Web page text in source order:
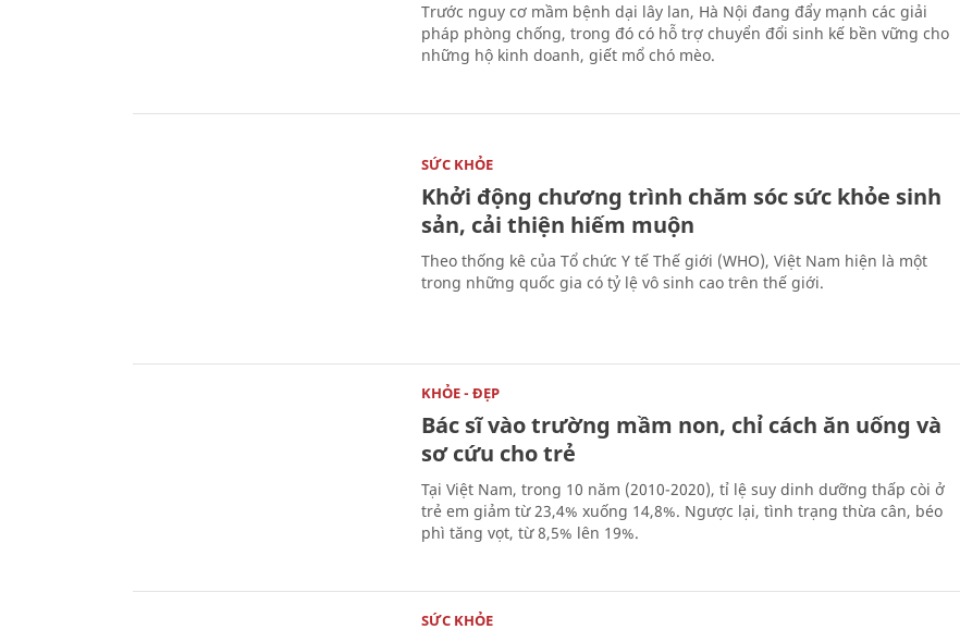
Trước nguy cơ mầm bệnh dại lây lan, Hà Nội đang đẩy mạnh các giải
pháp phòng chống, trong đó có hỗ trợ chuyển đổi sinh kế bền vững cho
những hộ kinh doanh, giết mổ chó mèo.
SỨC KHỎE
Khởi động chương trình chăm sóc sức khỏe sinh
sản, cải thiện hiếm muộn
Theo thống kê của Tổ chức Y tế Thế giới (WHO), Việt Nam hiện là một
trong những quốc gia có tỷ lệ vô sinh cao trên thế giới.
KHỎE - ĐẸP
Bác sĩ vào trường mầm non, chỉ cách ăn uống và
sơ cứu cho trẻ
Tại Việt Nam, trong 10 năm (2010-2020), tỉ lệ suy dinh dưỡng thấp còi ở
trẻ em giảm từ 23,4% xuống 14,8%. Ngược lại, tình trạng thừa cân, béo
phì tăng vọt, từ 8,5% lên 19%.
SỨC KHỎE